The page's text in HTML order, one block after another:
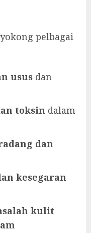
pelbagai
usus dan
toksin dalam
dan
kesegaran
kulit